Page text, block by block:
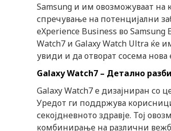
Samsung и им овозможуваат на
спречување на потенцијални
eXperience Business во
Watch7 и Galaxy Watch Ultra ќе
увиди и да отворат сосема
Galaxy Watch7 – Детално
Galaxy Watch7 е дизајниран со
Уредот ги поддржува
секојдневното здравје. Тој
комбинирање на различни